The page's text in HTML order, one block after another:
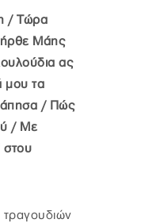
/ Τώρα
Μάης
ας
μου τα
/ Πώς
/ Με
στου